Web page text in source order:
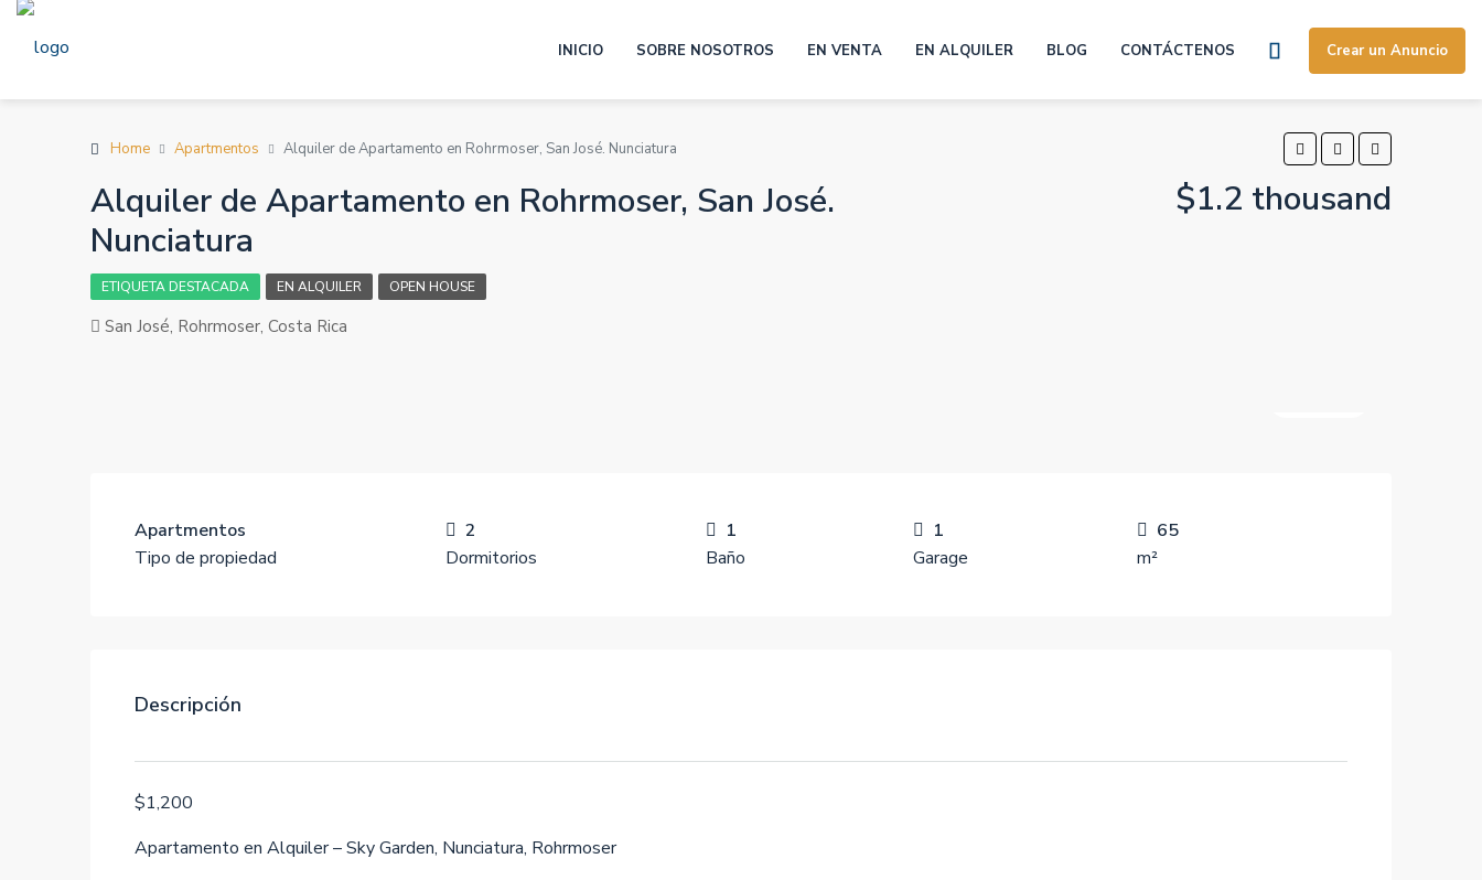
INICIO SOBRE NOSOTROS EN VENTA EN ALQUILER BLOG CONTÁCTENOS Crear un Anuncio
Home Apartmentos Alquiler de Apartamento en Rohrmoser, San José. Nunciatura
Alquiler de Apartamento en Rohrmoser, San José.
Nunciatura
$1.2 thousand
ETIQUETA DESTACADA EN ALQUILER OPEN HOUSE
San José, Rohrmoser, Costa Rica
Apartmentos
Tipo de propiedad
2
Dormitorios
1
Baño
1
Garage
65
m²
Descripción
$1,200
Apartamento en Alquiler – Sky Garden, Nunciatura, Rohrmoser